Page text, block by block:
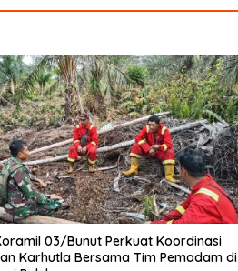
03/Bunut Perkuat Koordinasi
Karhutla Bersama Tim Pemadam di